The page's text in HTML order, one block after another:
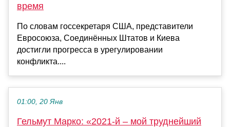
время
По словам госсекретаря США, представители
Евросоюза, Соединённых Штатов и Киева
достигли прогресса в урегулировании
конфликта....
01:00, 20 Янв
Гельмут Марко: «2021-й – мой труднейший